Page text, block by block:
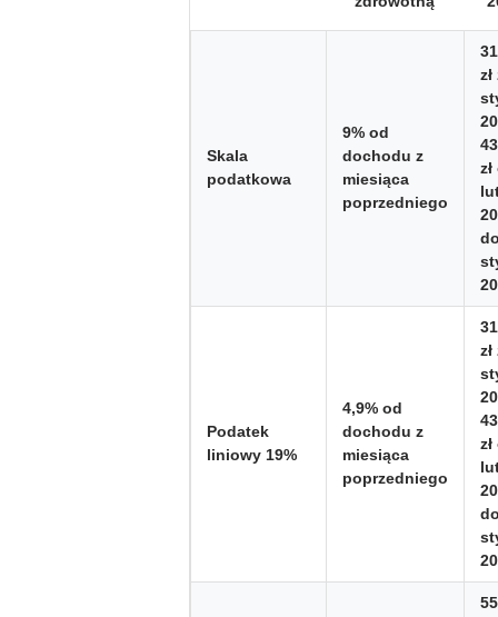
Skala
podatkowa
9% od
dochodu z
miesiąca
poprzedniego
zł
Podatek
liniowy 19%
4,9% od
dochodu z
miesiąca
poprzedniego
zł